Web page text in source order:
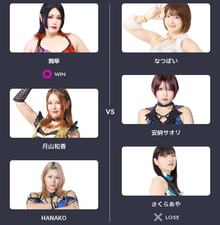
舞華
WIN
月山和香
HANAKO
VS
なつぽい
安納サオリ
さくらあや
LOSE